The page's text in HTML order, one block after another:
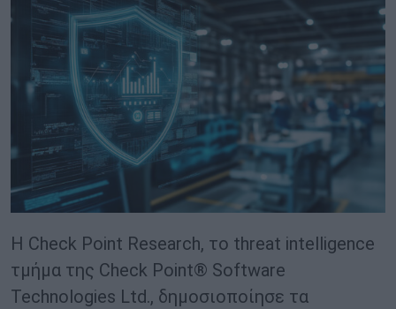
Η Check Point Research, το threat intelligence
τμήμα της Check Point® Software
Technologies Ltd., δημοσιοποίησε τα